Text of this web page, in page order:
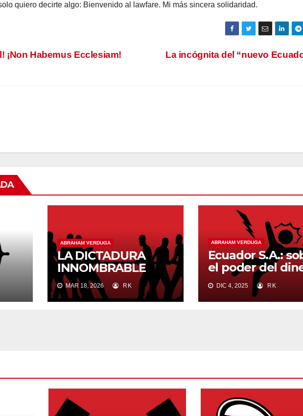
quiero decirte algo: Bienvenido al lawfare. Mi más sincera solidaridad.
La incógnita del “nuevo
¡Non Habemus Ecclesiam!
ABRAHAM VERDUGA
LA DICTADURA
INNOMBRABLE
MAR 18, 2026 RK
ABRAHAM VERDUGA
Ecuador S.A.:
el poder del
y la fragilidad
principios.
DIC 4, 2025 RK